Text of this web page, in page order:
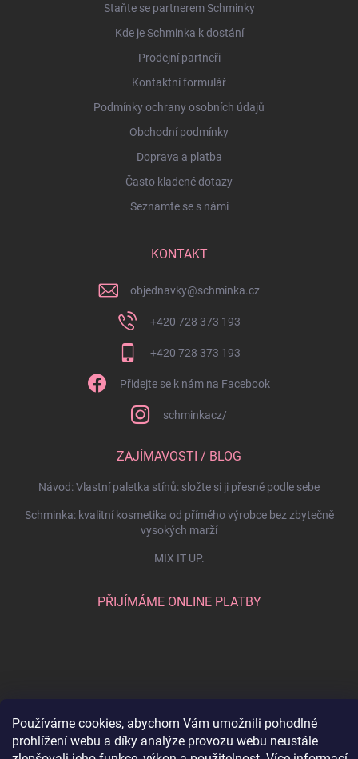
Používáme cookies, abychom Vám umožnili pohodlné
prohlížení webu a díky analýze provozu webu neustále
Staňte se partnerem Schminky
Kde je Schminka k dostání
Prodejní partneři
Kontaktní formulář
Podmínky ochrany osobních údajů
Obchodní podmínky
Doprava a platba
Často kladené dotazy
Seznamte se s námi
KONTAKT
objednavky@schminka.cz
+420 728 373 193
+420 728 373 193
Přidejte se k nám na Facebook
schminkacz/
ZAJÍMAVOSTI / BLOG
Návod: Vlastní paletka stínů: složte si ji přesně podle sebe
Schminka: kvalitní kosmetika od přímého výrobce bez zbytečně
vysokých marží
MIX IT UP.
PŘIJÍMÁME ONLINE PLATBY